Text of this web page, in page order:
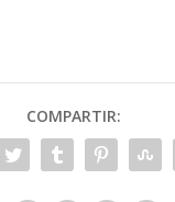
COMPARTIR: